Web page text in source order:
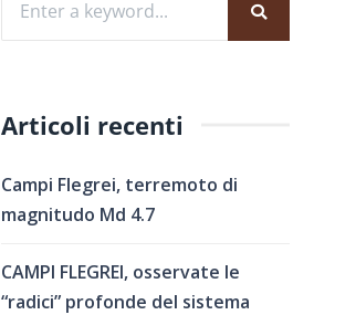
Articoli recenti
Campi Flegrei, terremoto di
magnitudo Md 4.7
CAMPI FLEGREI, osservate le
“radici” profonde del sistema